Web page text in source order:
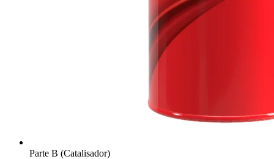
Parte B (Catalisador)